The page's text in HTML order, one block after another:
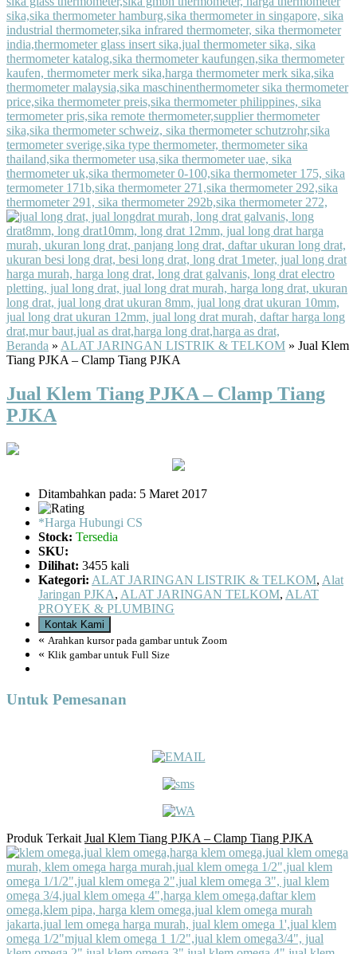
Beranda » ALAT JARINGAN LISTRIK & TELKOM » Jual Klem
Tiang PJKA – Clamp Tiang PJKA
Jual Klem Tiang PJKA – Clamp Tiang
PJKA
Ditambahkan pada: 5 Maret 2017
*Harga Hubungi CS
Stock: Tersedia
SKU:
Dilihat: 3455 kali
Kategori: ALAT JARINGAN LISTRIK & TELKOM, Alat
Jaringan PJKA, ALAT JARINGAN TELKOM, ALAT
PROYEK & PLUMBING
Kontak Kami
« Arahkan kursor pada gambar untuk Zoom
« Klik gambar untuk Full Size
Untuk Pemesanan
Produk Terkait Jual Klem Tiang PJKA – Clamp Tiang PJKA